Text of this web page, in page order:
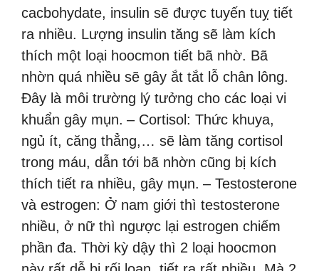
cacbohydate, insulin sẽ được tuyến tuỵ tiết
ra nhiều. Lượng insulin tăng sẽ làm kích
thích một loại hoocmon tiết bã nhờ. Bã
nhờn quá nhiều sẽ gây ắt tắt lỗ chân lông.
Đây là môi trường lý tưởng cho các loại vi
khuẩn gây mụn. – Cortisol: Thức khuya,
ngủ ít, căng thẳng,… sẽ làm tăng cortisol
trong máu, dẫn tới bã nhờn cũng bị kích
thích tiết ra nhiều, gây mụn. – Testosterone
và estrogen: Ở nam giới thì testosterone
nhiều, ở nữ thì ngược lại estrogen chiếm
phần đa. Thời kỳ dậy thì 2 loại hoocmon